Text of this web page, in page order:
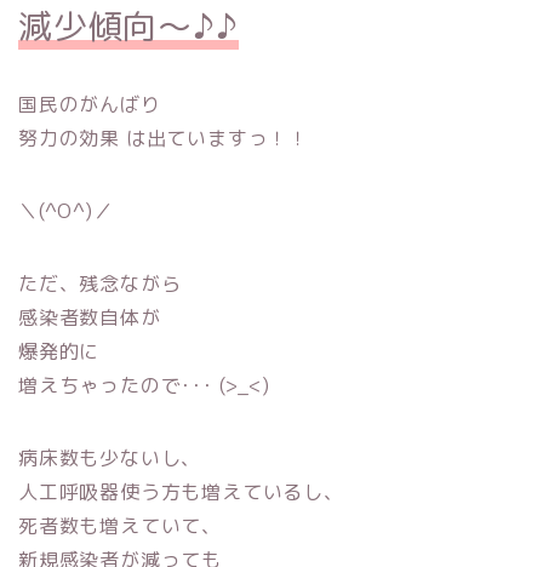
減少傾向〜♪♪
国民のがんばり
努力の効果 は出ていますっ！！
＼(^O^)／
ただ、残念ながら
感染者数自体が
爆発的に
増えちゃったので･･･ (>_<)
病床数も少ないし、
人工呼吸器使う方も増えているし、
死者数も増えていて、
新規感染者が減っても